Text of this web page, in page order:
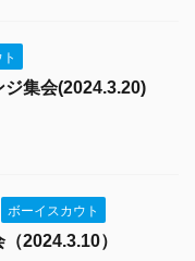
集会(2024.3.20)
ボーイスカウト
2024.3.10）